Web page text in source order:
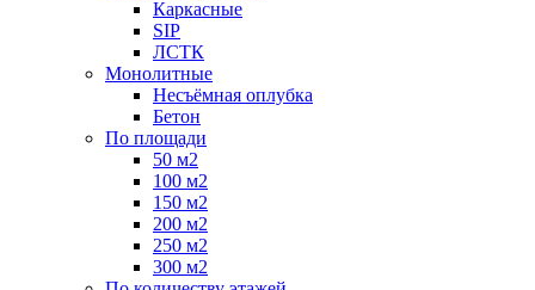
Каркасные
SIP
ЛСТК
Монолитные
Несъёмная оплубка
Бетон
По площади
50 м2
100 м2
150 м2
200 м2
250 м2
300 м2